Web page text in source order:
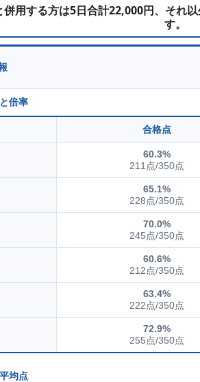
用する方は5日合計22,000円、それ
す。
倍率
合格点
60.3%
211点/350点
65.1%
228点/350点
70.0%
245点/350点
60.6%
212点/350点
63.4%
222点/350点
72.9%
255点/350点
均点